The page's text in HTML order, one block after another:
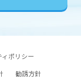
ポリシー
勧誘方針